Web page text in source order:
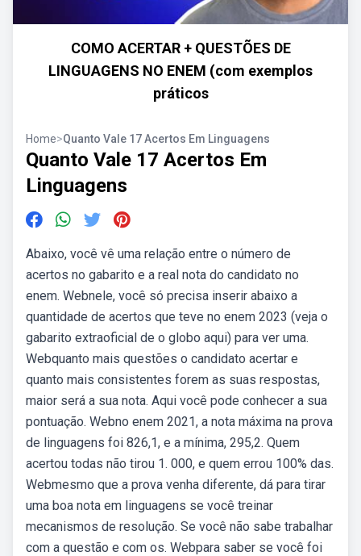
COMO ACERTAR + QUESTÕES DE
LINGUAGENS NO ENEM (com exemplos
práticos
Home>Quanto Vale 17 Acertos Em Linguagens
Quanto Vale 17 Acertos Em
Linguagens
Abaixo, você vê uma relação entre o número de
acertos no gabarito e a real nota do candidato no
enem. Webnele, você só precisa inserir abaixo a
quantidade de acertos que teve no enem 2023 (veja o
gabarito extraoficial de o globo aqui) para ver uma.
Webquanto mais questões o candidato acertar e
quanto mais consistentes forem as suas respostas,
maior será a sua nota. Aqui você pode conhecer a sua
pontuação. Webno enem 2021, a nota máxima na prova
de linguagens foi 826,1, e a mínima, 295,2. Quem
acertou todas não tirou 1. 000, e quem errou 100% das.
Webmesmo que a prova venha diferente, dá para tirar
uma boa nota em linguagens se você treinar
mecanismos de resolução. Se você não sabe trabalhar
com a questão e com os. Webpara saber se você foi